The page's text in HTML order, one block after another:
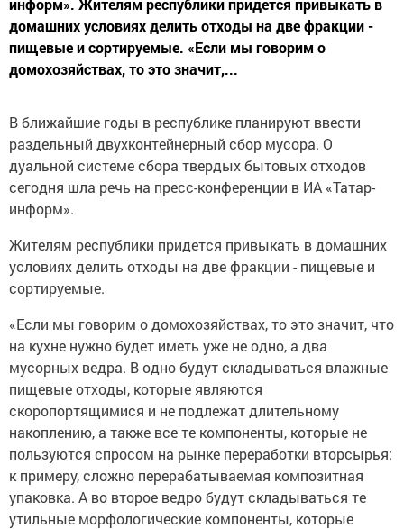
домашних условиях делить отходы на две фракции -
пищевые и сортируемые. «Если мы говорим о
домохозяйствах, то это значит,...
В ближайшие годы в республике планируют ввести
раздельный двухконтейнерный сбор мусора. О
дуальной системе сбора твердых бытовых отходов
сегодня шла речь на пресс-конференции в ИА «Татар-
информ».
Жителям республики придется привыкать в домашних
условиях делить отходы на две фракции - пищевые и
сортируемые.
«Если мы говорим о домохозяйствах, то это значит, что
на кухне нужно будет иметь уже не одно, а два
мусорных ведра. В одно будут складываться влажные
пищевые отходы, которые являются
скоропортящимися и не подлежат длительному
накоплению, а также все те компоненты, которые не
пользуются спросом на рынке переработки вторсырья:
к примеру, сложно перерабатываемая композитная
упаковка. А во второе ведро будут складываться те
утильные морфологические компоненты, которые